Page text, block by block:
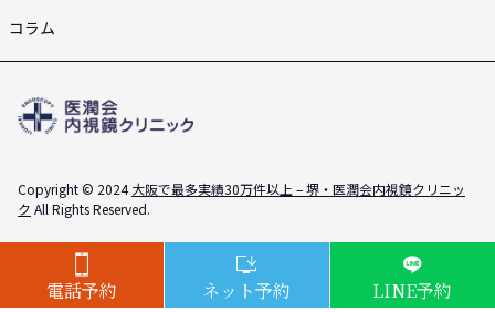
電話予約 ネット予約 LINE予約
コラム
Copyright © 2024大阪で最多実績30万件以上 – 堺・医潤会内視鏡クリニッ
ク All Rights Reserved.